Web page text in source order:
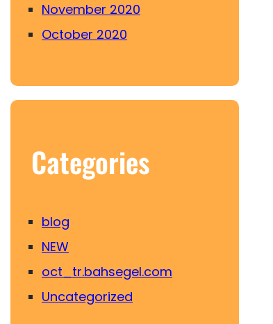
November 2020
October 2020
Categories
blog
NEW
oct_tr.bahsegel.com
Uncategorized